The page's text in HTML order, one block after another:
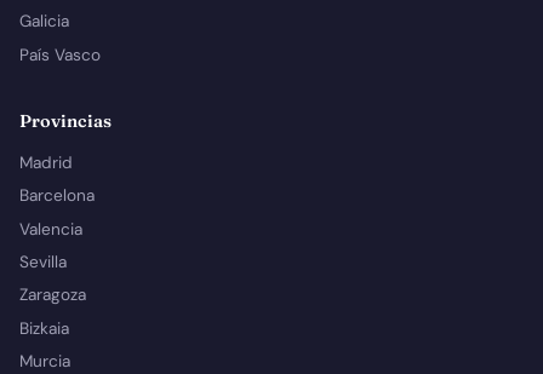
Galicia
País Vasco
Provincias
Madrid
Barcelona
Valencia
Sevilla
Zaragoza
Bizkaia
Murcia